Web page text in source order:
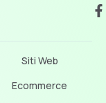
Siti Web
Ecommerce